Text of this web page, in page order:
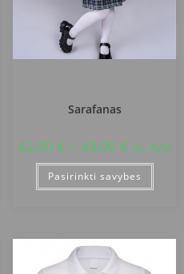
Sarafanas
42,00 € – 49,00 € su PVM
Pasirinkti savybes